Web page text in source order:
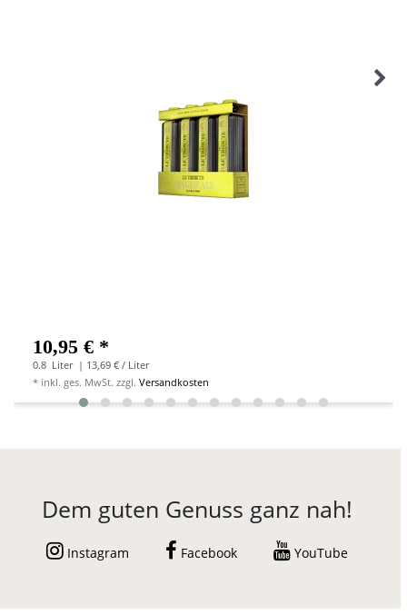
10,95 € *
0.8 Liter | 13,69 € / Liter
* inkl. ges. MwSt. zzgl.Versandkosten
Dem guten Genuss ganz nah!
Instagram Facebook YouTube